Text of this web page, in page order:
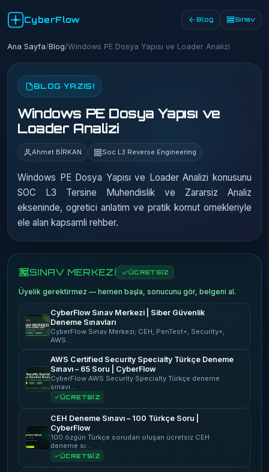
CyberFlow Blog Sınav
Ana Sayfa/Blog/Windows PE Dosya Yapısı ve Loader Analizi
BLOG YAZISI
Windows PE Dosya Yapısı ve
Loader Analizi
Ahmet BİRKAN Soc L3 Reverse Engineering
Windows PE Dosya Yapısı ve Loader Analizi konusunu
SOC L3 Tersine Muhendislik ve Zararsiz Analiz
ekseninde, ogretici anlatim ve pratik komut ornekleriyle
ele alan kapsamli rehber.
SINAV MERKEZİ ÜCRETSİZ
Üyelik gerektirmez — hemen başla, sonucunu gör, belgeni al.
CyberFlow Sınav Merkezi | Siber Güvenlik
Deneme Sınavları
CyberFlow Sınav Merkezi; CEH, PenTest+, Security+,
AWS…
AWS Certified Security Specialty Türkçe Deneme
Sınavı – 65 Soru | CyberFlow
CyberFlow AWS Security Specialty Türkçe deneme
sınavı…
ÜCRETSİZ
CEH Deneme Sınavı – 100 Türkçe Soru |
CyberFlow
100 özgün Türkçe sorudan oluşan ücretsiz CEH
deneme sı…
ÜCRETSİZ